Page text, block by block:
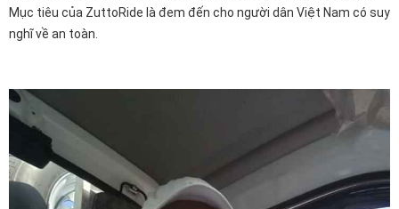
Mục tiêu của ZuttoRide là đem đến cho người dân Việt Nam có suy
nghĩ về an toàn.